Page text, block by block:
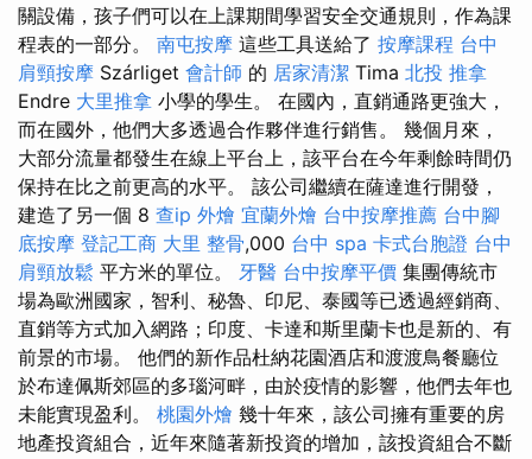
關設備，孩子們可以在上課期間學習安全交通規則，作為課
程表的一部分。 南屯按摩 這些工具送給了 按摩課程 台中
肩頸按摩 Szárliget 會計師 的 居家清潔 Tima 北投 推拿
Endre 大里推拿 小學的學生。 在國內，直銷通路更強大，
而在國外，他們大多透過合作夥伴進行銷售。 幾個月來，
大部分流量都發生在線上平台上，該平台在今年剩餘時間仍
保持在比之前更高的水平。 該公司繼續在薩達進行開發，
建造了另一個 8 查ip 外燴 宜蘭外燴 台中按摩推薦 台中腳
底按摩 登記工商 大里 整骨,000 台中 spa 卡式台胞證 台中
肩頸放鬆 平方米的單位。 牙醫 台中按摩平價 集團傳統市
場為歐洲國家，智利、秘魯、印尼、泰國等已透過經銷商、
直銷等方式加入網路；印度、卡達和斯里蘭卡也是新的、有
前景的市場。 他們的新作品杜納花園酒店和渡渡鳥餐廳位
於布達佩斯郊區的多瑙河畔，由於疫情的影響，他們去年也
未能實現盈利。 桃園外燴 幾十年來，該公司擁有重要的房
地產投資組合，近年來隨著新投資的增加，該投資組合不斷